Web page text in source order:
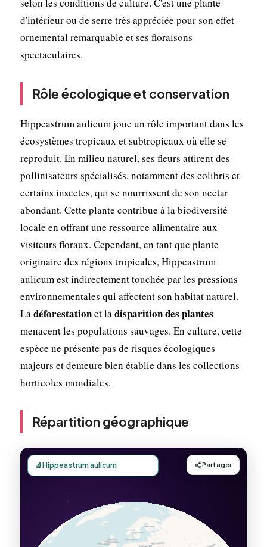
d'intérieur ou de serre très appréciée pour son effet
ornemental remarquable et ses floraisons
spectaculaires.
Rôle écologique et conservation
Hippeastrum aulicum joue un rôle important dans les
écosystèmes tropicaux et subtropicaux où elle se
reproduit. En milieu naturel, ses fleurs attirent des
pollinisateurs spécialisés, notamment des colibris et
certains insectes, qui se nourrissent de son nectar
abondant. Cette plante contribue à la biodiversité
locale en offrant une ressource alimentaire aux
visiteurs floraux. Cependant, en tant que plante
originaire des régions tropicales, Hippeastrum
aulicum est indirectement touchée par les pressions
environnementales qui affectent son habitat naturel.
Ladéforestationet ladisparition des plantes
menacent les populations sauvages. En culture, cette
espèce ne présente pas de risques écologiques
majeurs et demeure bien établie dans les collections
horticoles mondiales.
Répartition géographique